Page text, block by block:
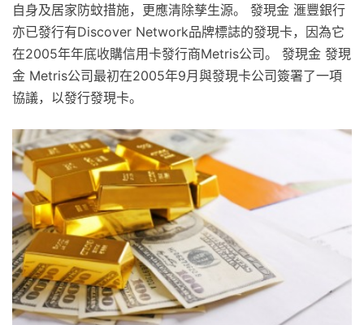
自身及居家防蚊措施，更應清除孳生源。 發現金 滙豐銀行
亦已發行有Discover Network品牌標誌的發現卡，因為它
在2005年年底收購信用卡發行商Metris公司。 發現金 發現
金 Metris公司最初在2005年9月與發現卡公司簽署了一項
協議，以發行發現卡。